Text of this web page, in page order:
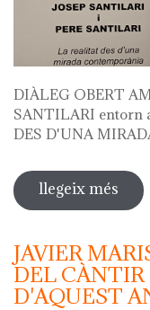
DIÀLEG OBERT
SANTILARI entorn
DES D'UNA
llegeix més
JAVIER
DEL
D'AQUEST